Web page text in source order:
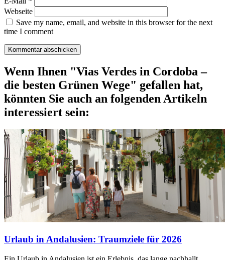
Webseite
Save my name, email, and website in this browser for the next
time I comment
Wenn Ihnen "Vias Verdes in Cordoba –
die besten Grünen Wege" gefallen hat,
könnten Sie auch an folgenden Artikeln
interessiert sein:
Urlaub in Andalusien: Traumziele für 2026